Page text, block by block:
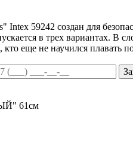
Intex 59242 создан для
в трех вариантах. В
еще не научился плавать
61см